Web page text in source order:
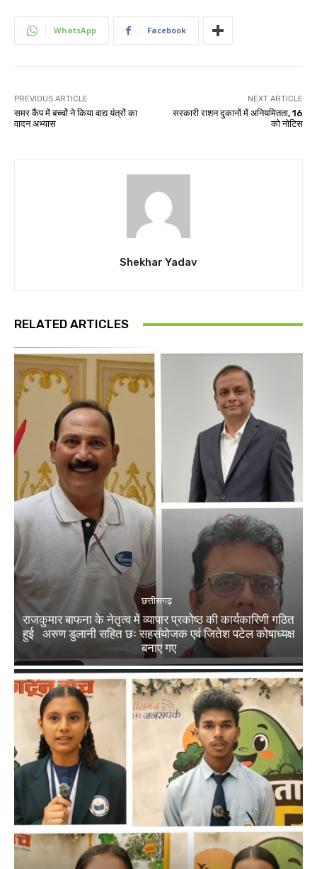
WhatsApp Facebook
PREVIOUS ARTICLE
समर कैंप में बच्चों ने किया वाद्य यंत्रों का
वादन अभ्यास
NEXT ARTICLE
सरकारी राशन दुकानों में अनियमितता, 16
को नोटिस
Shekhar Yadav
RELATED ARTICLES
छत्तीसगढ़
राजकुमार बाफना के नेतृत्व में व्यापार प्रकोष्ठ की कार्यकारिणी गठित
हुई अरुण डुलानी सहित छः सहसंयोजक एवं जितेश पटेल कोषाध्यक्ष
बनाए गए